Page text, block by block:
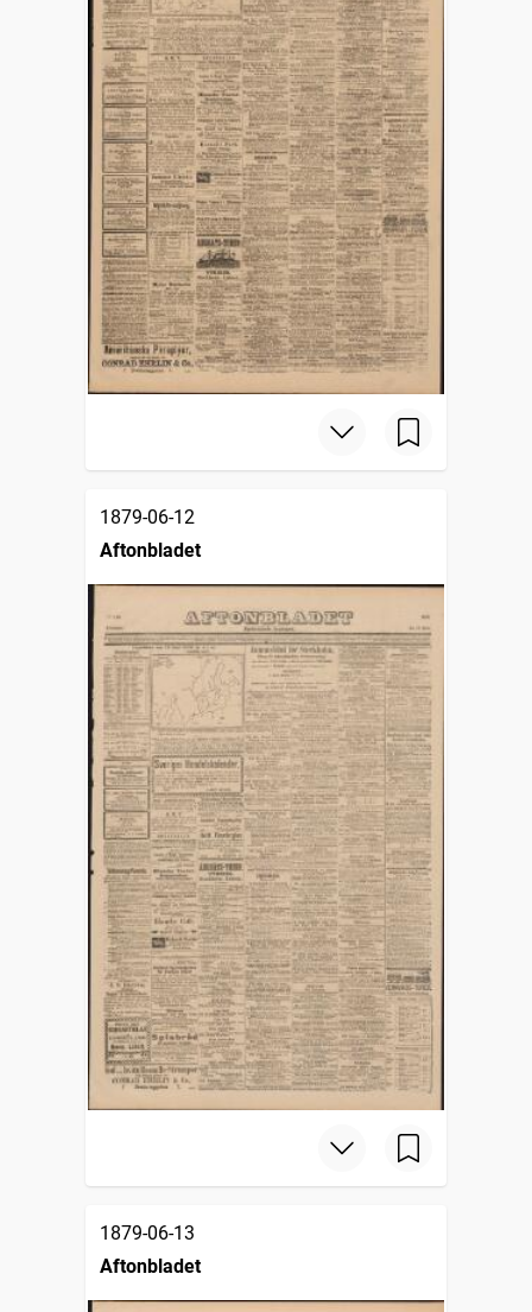
1879-06-12
Aftonbladet
1879-06-13
Aftonbladet